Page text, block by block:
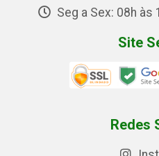
Seg a Sex: 08h às
Site
Redes